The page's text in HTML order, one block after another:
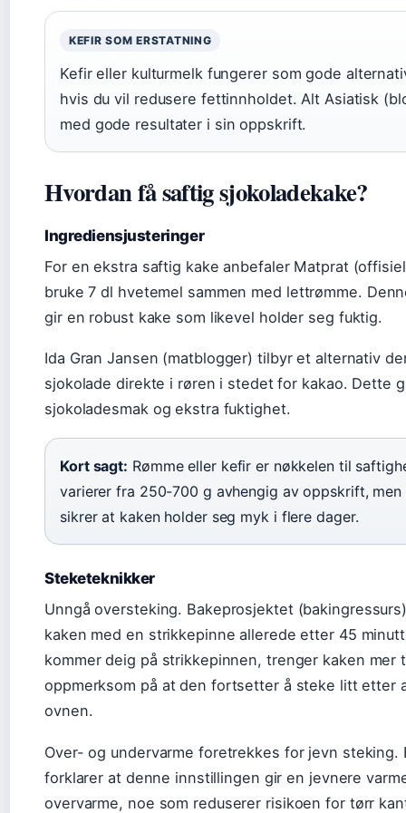
KEFIR SOM ERSTATNING
Kefir eller kulturmelk fungerer som gode
hvis du vil redusere fettinnholdet. Alt Asiatisk
med gode resultater i sin oppskrift.
Hvordan få saftig sjokoladekake?
Ingrediensjusteringer
For en ekstra saftig kake anbefaler Matprat
bruke 7 dl hvetemel sammen med lettrømme.
gir en robust kake som likevel holder seg fuktig.
Ida Gran Jansen (matblogger) tilbyr et alternativ
sjokolade direkte i røren i stedet for kakao. Dette
sjokoladesmak og ekstra fuktighet.
Kort sagt: Rømme eller kefir er nøkkelen til
varierer fra 250-700 g avhengig av oppskrift,
sikrer at kaken holder seg myk i flere dager.
Steketeknikker
Unngå oversteking. Bakeprosjektet
kaken med en strikkepinne allerede etter 45
kommer deig på strikkepinnen, trenger kaken mer
oppmerksom på at den fortsetter å steke litt etter
ovnen.
Over- og undervarme foretrekkes for jevn steking.
forklarer at denne innstillingen gir en jevnere
overvarme, noe som reduserer risikoen for tørr